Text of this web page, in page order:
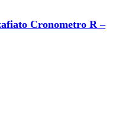
Cronometro R –